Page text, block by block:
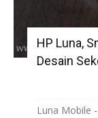
HP Luna,
Desain
Luna Mobile